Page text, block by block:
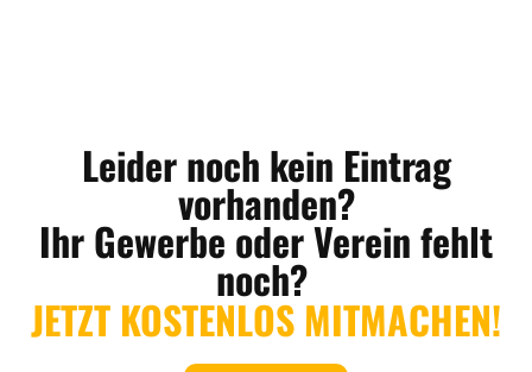
Leider noch kein Eintrag
vorhanden?
Ihr Gewerbe oder Verein fehlt
noch?
JETZT KOSTENLOS MITMACHEN!